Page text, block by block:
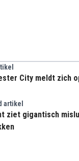
City meldt zich
artikel
ziet gigantisch